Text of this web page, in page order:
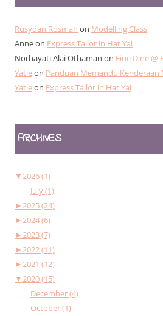
Rusydan Rosman on Modelling Class
Anneon Express Tailor in Hat Yai
Norhayati Alai Othaman on Fine Dine @
Yatieon Panduan Memandu Kenderaan
Yatieon Express Tailor in Hat Yai
ARCHIVES
▼2026 (1)
July (1)
►2025 (24)
►2024 (6)
►2023 (7)
►2022 (11)
►2021 (12)
▼2020 (15)
December (4)
October (1)